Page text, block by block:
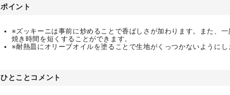
ポイント
※ズッキーニは事前に炒めることで香ばしさが加わります。また、
焼き時間を短くすることができます。
※耐熱皿にオリーブオイルを塗ることで生地がくっつかないようにし
ひとことコメント